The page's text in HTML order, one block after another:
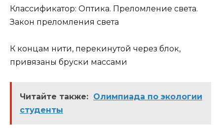
Классификатор: Оптика. Преломление света.
Закон преломления света
К концам нити, перекинутой через блок,
привязаны бруски массами
Читайте также: Олимпиада по экологии
студенты